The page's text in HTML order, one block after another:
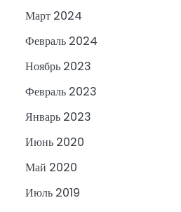
Март 2024
Февраль 2024
Ноябрь 2023
Февраль 2023
Январь 2023
Июнь 2020
Май 2020
Июль 2019